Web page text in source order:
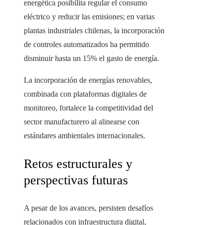
energética posibilita regular el consumo
eléctrico y reducir las emisiones; en varias
plantas industriales chilenas, la incorporación
de controles automatizados ha permitido
disminuir hasta un 15% el gasto de energía.
La incorporación de energías renovables,
combinada con plataformas digitales de
monitoreo, fortalece la competitividad del
sector manufacturero al alinearse con
estándares ambientales internacionales.
Retos estructurales y
perspectivas futuras
A pesar de los avances, persisten desafíos
relacionados con infraestructura digital,